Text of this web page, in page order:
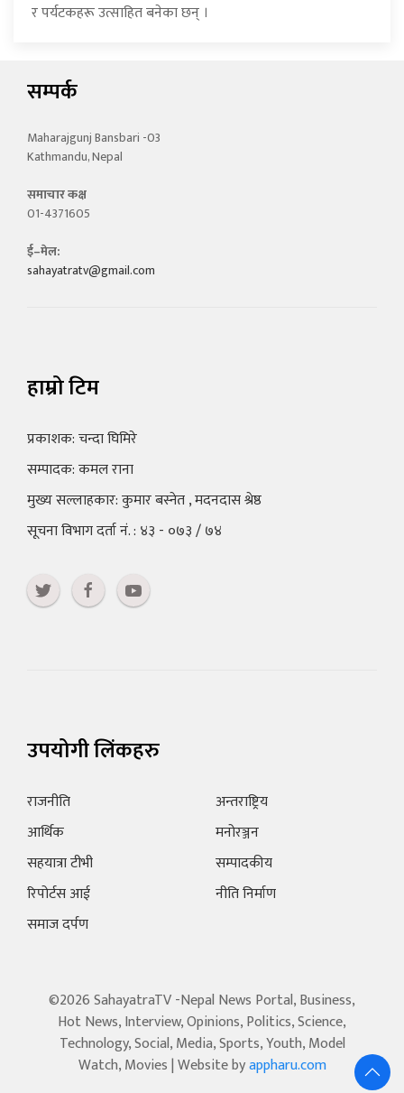
र पर्यटकहरू उत्साहित बनेका छन् ।
सम्पर्क
Maharajgunj Bansbari -03
Kathmandu, Nepal
समाचार कक्ष
01-4371605
ई–मेल:
sahayatratv@gmail.com
हाम्रो टिम
प्रकाशक: चन्दा घिमिरे
सम्पादक: कमल राना
मुख्य सल्लाहकार: कुमार बस्नेत , मदनदास श्रेष्ठ
सूचना विभाग दर्ता नं. : ४३ - ०७३ / ७४
उपयोगी लिंकहरु
राजनीति
आर्थिक
सहयात्रा टीभी
रिपोर्टस आई
समाज दर्पण
अन्तराष्ट्रिय
मनोरञ्जन
सम्पादकीय
नीति निर्माण
©2026 SahayatraTV -Nepal News Portal, Business,
Hot News, Interview, Opinions, Politics, Science,
Technology, Social, Media, Sports, Youth, Model
Watch, Movies | Website byappharu.com